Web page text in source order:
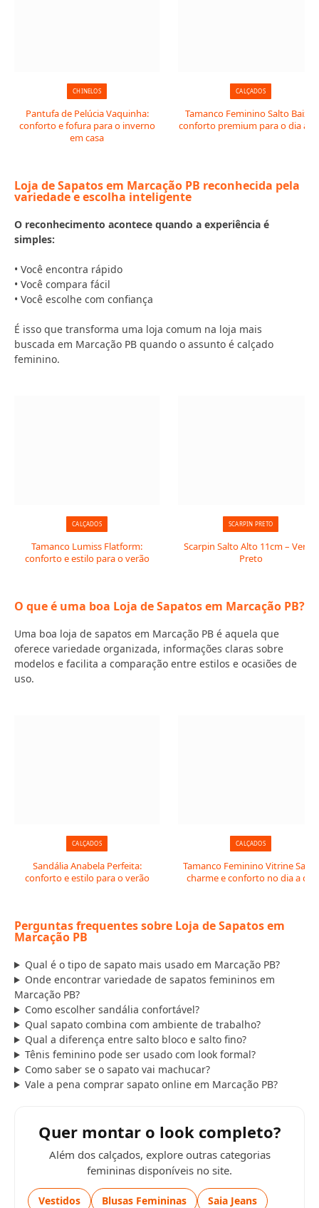
CHINELOS
Pantufa de Pelúcia Vaquinha:
conforto e fofura para o inverno
em casa
CALÇADOS
Tamanco Feminino Salto Baixo:
conforto premium para o dia a
Loja de Sapatos em Marcação PB reconhecida pela
variedade e escolha inteligente
O reconhecimento acontece quando a experiência é
simples:
• Você encontra rápido
• Você compara fácil
• Você escolhe com confiança
É isso que transforma uma loja comum na loja mais
buscada em Marcação PB quando o assunto é calçado
feminino.
CALÇADOS
Tamanco Lumiss Flatform:
conforto e estilo para o verão
SCARPIN PRETO
Scarpin Salto Alto 11cm – Verniz
Preto
O que é uma boa Loja de Sapatos em Marcação PB?
Uma boa loja de sapatos em Marcação PB é aquela que
oferece variedade organizada, informações claras sobre
modelos e facilita a comparação entre estilos e ocasiões de
uso.
CALÇADOS
Sandália Anabela Perfeita:
conforto e estilo para o verão
CALÇADOS
Tamanco Feminino Vitrine Salto:
charme e conforto no dia a dia
Perguntas frequentes sobre Loja de Sapatos em
Marcação PB
Qual é o tipo de sapato mais usado em Marcação PB?
Onde encontrar variedade de sapatos femininos em
Marcação PB?
Como escolher sandália confortável?
Qual sapato combina com ambiente de trabalho?
Qual a diferença entre salto bloco e salto fino?
Tênis feminino pode ser usado com look formal?
Como saber se o sapato vai machucar?
Vale a pena comprar sapato online em Marcação PB?
Quer montar o look completo?
Além dos calçados, explore outras categorias
femininas disponíveis no site.
Vestidos Blusas Femininas
Saia Jeans